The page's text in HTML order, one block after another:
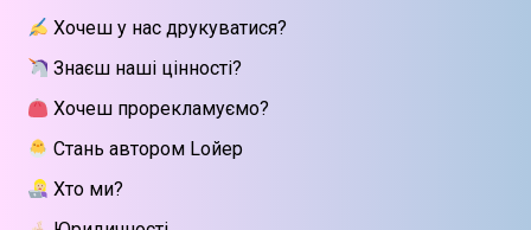
Хочеш у нас друкуватися?
Знаєш наші цінності?
Хочеш прорекламуємо?
Стань автором Lойер
Хто ми?